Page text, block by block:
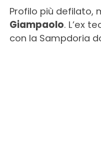
Profilo più defilato,
Giampaolo. L’ex
con la Sampdoria